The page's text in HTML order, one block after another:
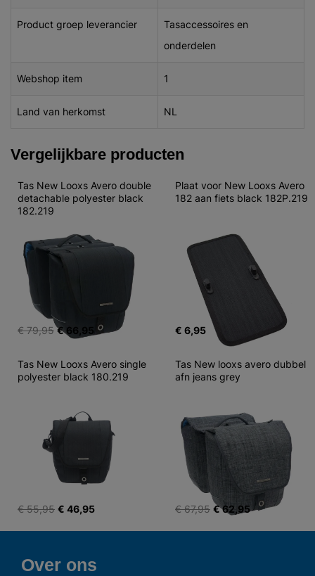
Product groep leverancier
Tasaccessoires en
onderdelen
Webshop item 1
Land van herkomst NL
Vergelijkbare producten
Tas New Looxs Avero double
detachable polyester black
182.219
€ 79,95 € 66,95
Plaat voor New Looxs Avero
182 aan fiets black 182P.219
€ 6,95
Tas New Looxs Avero single
polyester black 180.219
€ 55,95 € 46,95
Tas New looxs avero dubbel
afn jeans grey
€ 67,95 € 62,95
Over ons